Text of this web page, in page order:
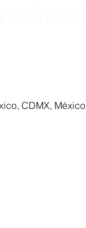
CDMX, México